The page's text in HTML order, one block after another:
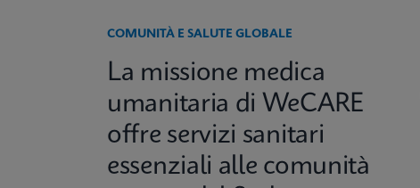
COMUNITÀ E SALUTE GLOBALE
La missione medica
umanitaria di WeCARE
offre servizi sanitari
essenziali alle comunità